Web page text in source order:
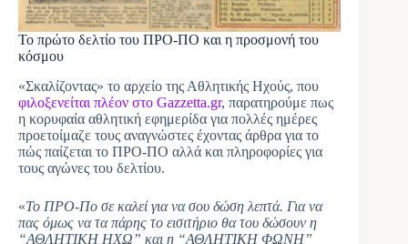
Το πρώτο δελτίο του ΠΡΟ-ΠΟ και η προσμονή του
κόσμου
«Σκαλίζοντας» το αρχείο της Αθλητικής Ηχούς, που
φιλοξενείται πλέον στο Gazzetta.gr, παρατηρούμε πως
η κορυφαία αθλητική εφημερίδα για πολλές ημέρες
προετοίμαζε τους αναγνώστες έχοντας άρθρα για το
πώς παίζεται το ΠΡΟ-ΠΟ αλλά και πληροφορίες για
τους αγώνες του δελτίου.
«Το ΠΡΟ-Πο σε καλεί για να σου δώση λεπτά. Για να
πας όμως να τα πάρης το εισιτήριο θα του δώσουν η
“ΑΘΛΗΤΙΚΗ ΗΧΩ” και η “ΑΘΛΗΤΙΚΗ ΦΩΝΗ”